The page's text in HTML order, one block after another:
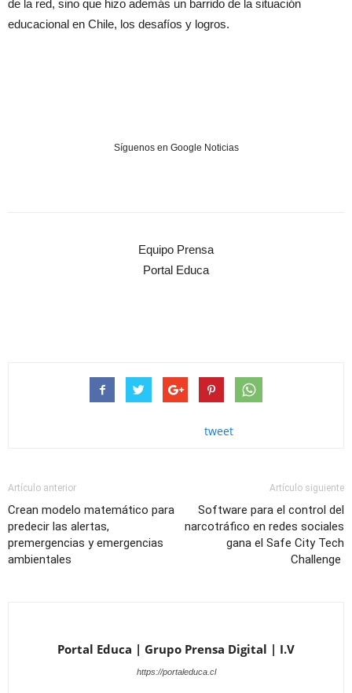
de la red, sino que hizo además un barrido de la situación
educacional en Chile, los desafíos y logros.
Síguenos en Google Noticias
Equipo Prensa
Portal Educa
tweet
Artículo anterior
Crean modelo matemático para
predecir las alertas,
premergencias y emergencias
ambientales
Artículo siguiente
Software para el control del
narcotráfico en redes sociales
gana el Safe City Tech
Challenge
Portal Educa | Grupo Prensa Digital | I.V
https://portaleduca.cl